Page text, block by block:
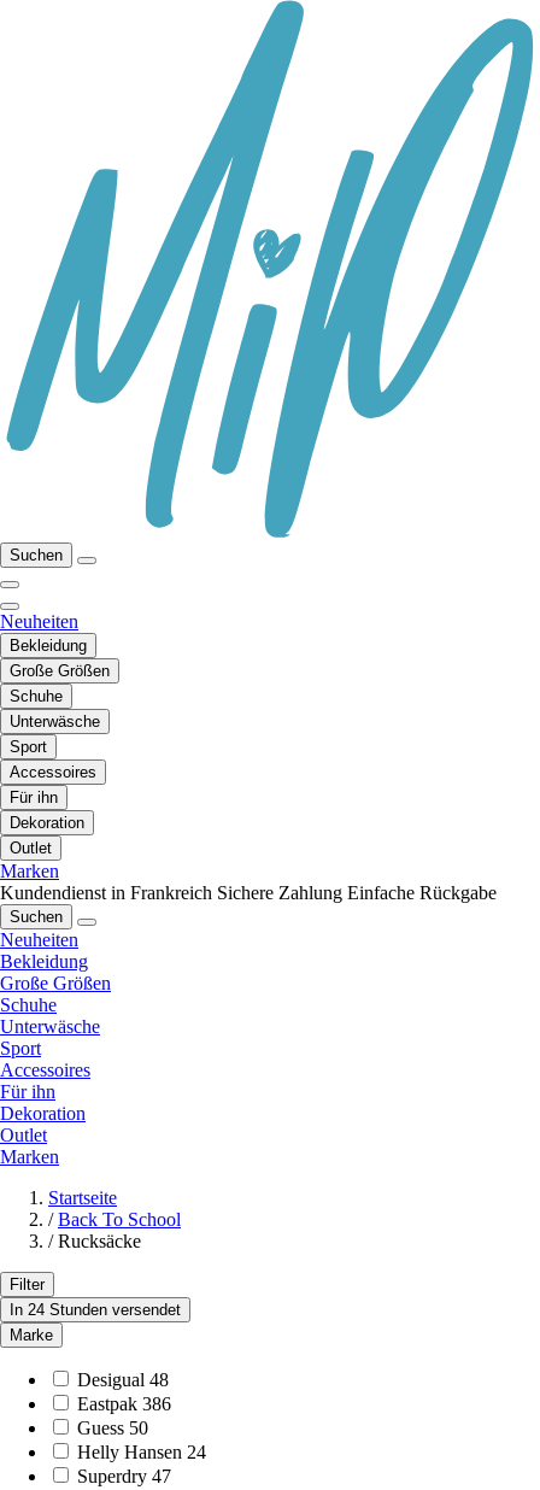
Suchen
Neuheiten
Bekleidung
Große Größen
Schuhe
Unterwäsche
Sport
Accessoires
Für ihn
Dekoration
Outlet
Marken
Kundendienst in Frankreich Sichere Zahlung Einfache Rückgabe
Suchen
Neuheiten
Bekleidung
Große Größen
Schuhe
Unterwäsche
Sport
Accessoires
Für ihn
Dekoration
Outlet
Marken
Startseite
/ Back To School
/ Rucksäcke
Filter
In 24 Stunden versendet
Marke
Desigual 48
Eastpak 386
Guess 50
Helly Hansen 24
Superdry 47